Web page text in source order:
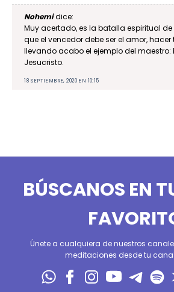
Nohemidice:
Muy acertado, es la batalla espiritual
que el vencedor debe ser el amor,
llevando acabo el ejemplo del maestro:
Jesucristo.
18 SEPTIEMBRE, 2020 EN 10:15
BÚSCANOS EN
Únete a cualquiera de nuestros
meditaciones desde tu